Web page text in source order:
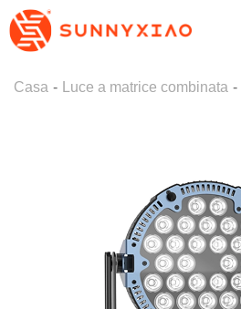
Casa Luce a matrice combinata